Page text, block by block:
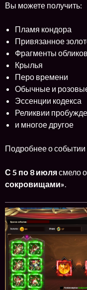
Вы можете получить:
Пламя кондора
Привязанное
Фрагменты обликов
Крылья
Перо времени
Обычные и
Эссенции кодекса
Реликвии
и многое другое
Подробнее о событии
С 5 по 8 июлясмело
сокровищами».